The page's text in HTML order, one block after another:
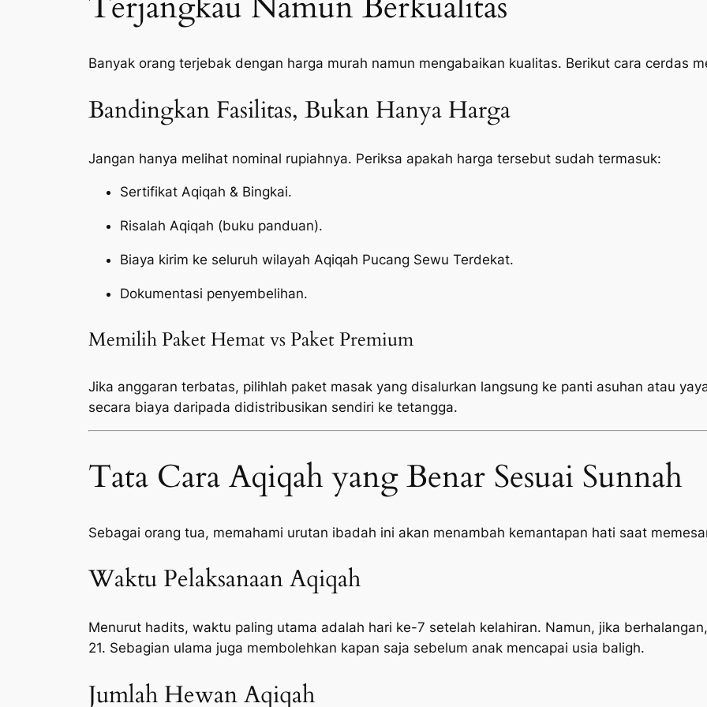
Banyak orang terjebak dengan harga murah namun mengabaikan kualitas. Berikut cara cerdas
Bandingkan Fasilitas, Bukan Hanya Harga
Jangan hanya melihat nominal rupiahnya. Periksa apakah harga tersebut sudah termasuk:
Sertifikat Aqiqah & Bingkai.
Risalah Aqiqah (buku panduan).
Biaya kirim ke seluruh wilayah Aqiqah Pucang Sewu Terdekat.
Dokumentasi penyembelihan.
Memilih Paket Hemat vs Paket Premium
Jika anggaran terbatas, pilihlah paket masak yang disalurkan langsung ke panti asuhan atau
secara biaya daripada didistribusikan sendiri ke tetangga.
Tata Cara Aqiqah yang Benar Sesuai Sunnah
Sebagai orang tua, memahami urutan ibadah ini akan menambah kemantapan hati saat
Waktu Pelaksanaan Aqiqah
Menurut hadits, waktu paling utama adalah hari ke-7 setelah kelahiran. Namun, jika
21. Sebagian ulama juga membolehkan kapan saja sebelum anak mencapai usia baligh.
Jumlah Hewan Aqiqah